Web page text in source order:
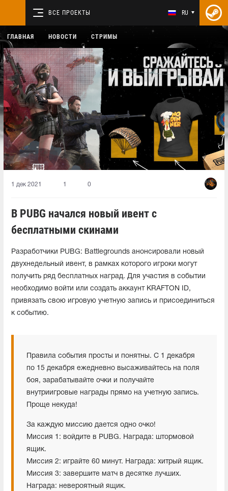
ВСЕ ПРОЕКТЫ RU
ГЛАВНАЯ НОВОСТИ СТРИМЫ
1 дек 2021 1 0
В PUBG начался новый ивент с
бесплатными скинами
Разработчики PUBG: Battlegrounds анонсировали новый
двухнедельный ивент, в рамках которого игроки могут
получить ряд бесплатных наград. Для участия в событии
необходимо войти или создать аккаунт KRAFTON ID,
привязать свою игровую учетную запись и присоединиться
к событию.
Правила события просты и понятны. С 1 декабря
по 15 декабря ежедневно высаживайтесь на поля
боя, зарабатывайте очки и получайте
внутриигровые награды прямо на учетную запись.
Проще некуда!
За каждую миссию дается одно очко!
Миссия 1: войдите в PUBG. Награда: штормовой
ящик.
Миссия 2: играйте 60 минут. Награда: хитрый ящик.
Миссия 3: завершите матч в десятке лучших.
Награда: невероятный ящик.